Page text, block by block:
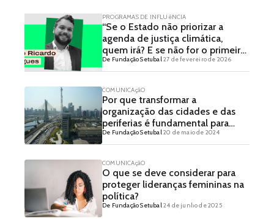
PROGRAMAS DE INFLUêNCIA
“Se o Estado não priorizar a
agenda de justiça climática,
quem irá? E se não for o primeiro
a agir, quem agirá?” – Entrevista
com Sérgio Ricardo Rodrigues
De Fundação Setubal27 de fevereiro de 2026
COMUNICAçãO
Por que transformar a
organização das cidades e das
periferias é fundamental para
enfrentar os efeitos das
mudanças climáticas?
De Fundação Setubal20 de maio de 2024
COMUNICAçãO
O que se deve considerar para
proteger lideranças femininas na
política?
De Fundação Setubal24 de junho de 2025